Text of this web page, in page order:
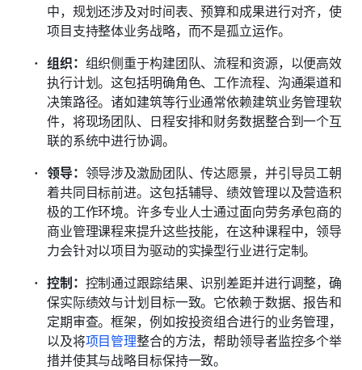
中，规划还涉及对时间表、预算和成果进行对齐，使
项目支持整体业务战略，而不是孤立运作。
组织： 组织侧重于构建团队、流程和资源，以便高效
执行计划。这包括明确角色、工作流程、沟通渠道和
决策路径。诸如建筑等行业通常依赖建筑业务管理软
件，将现场团队、日程安排和财务数据整合到一个互
联的系统中进行协调。
领导： 领导涉及激励团队、传达愿景，并引导员工朝
着共同目标前进。这包括辅导、绩效管理以及营造积
极的工作环境。许多专业人士通过面向劳务承包商的
商业管理课程来提升这些技能，在这种课程中，领导
力会针对以项目为驱动的实操型行业进行定制。
控制： 控制通过跟踪结果、识别差距并进行调整，确
保实际绩效与计划目标一致。它依赖于数据、报告和
定期审查。框架，例如按投资组合进行的业务管理，
以及将项目管理整合的方法，帮助领导者监控多个举
措并使其与战略目标保持一致。